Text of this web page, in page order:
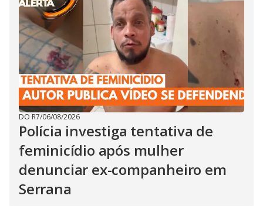
DO R7/06/08/2026
Polícia investiga tentativa de
feminicídio após mulher
denunciar ex-companheiro em
Serrana